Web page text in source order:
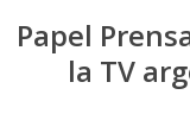
Papel
la TV